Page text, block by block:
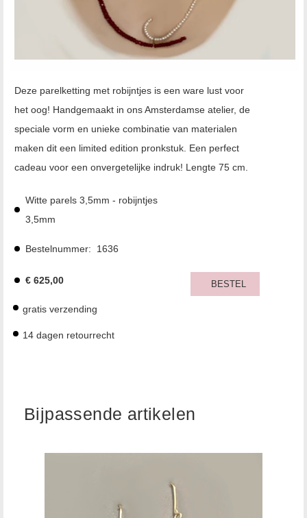
Deze parelketting met robijntjes is een ware lust voor
het oog! Handgemaakt in ons Amsterdamse atelier, de
speciale vorm en unieke combinatie van materialen
maken dit een limited edition pronkstuk. Een perfect
cadeau voor een onvergetelijke indruk! Lengte 75 cm.
Witte parels 3,5mm - robijntjes
3,5mm
Bestelnummer: 1636
€ 625,00 BESTEL
gratis verzending
14 dagen retourrecht
Bijpassende artikelen